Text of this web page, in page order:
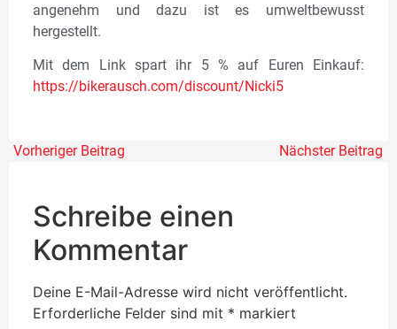
angenehm und dazu ist es umweltbewusst
hergestellt.
Mit dem Link spart ihr 5 % auf Euren Einkauf:
https://bikerausch.com/discount/Nicki5
Vorheriger Beitrag Nächster Beitrag
Schreibe einen
Kommentar
Deine E-Mail-Adresse wird nicht veröffentlicht.
Erforderliche Felder sind mit * markiert